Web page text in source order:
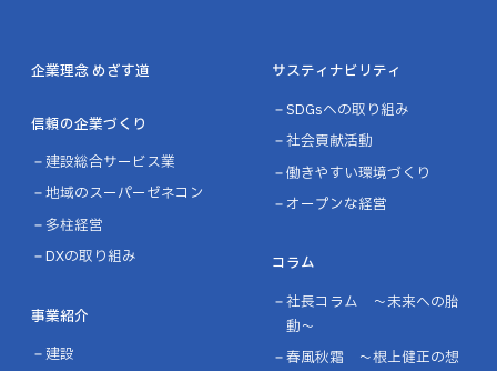
企業理念 めざす道
信頼の企業づくり
建設総合サービス業
地域のスーパーゼネコン
多柱経営
DXの取り組み
事業紹介
建設
サスティナビリティ
SDGsへの取り組み
社会貢献活動
働きやすい環境づくり
オープンな経営
コラム
社長コラム ～未来への胎
動～
春風秋霜 ～根上健正の想